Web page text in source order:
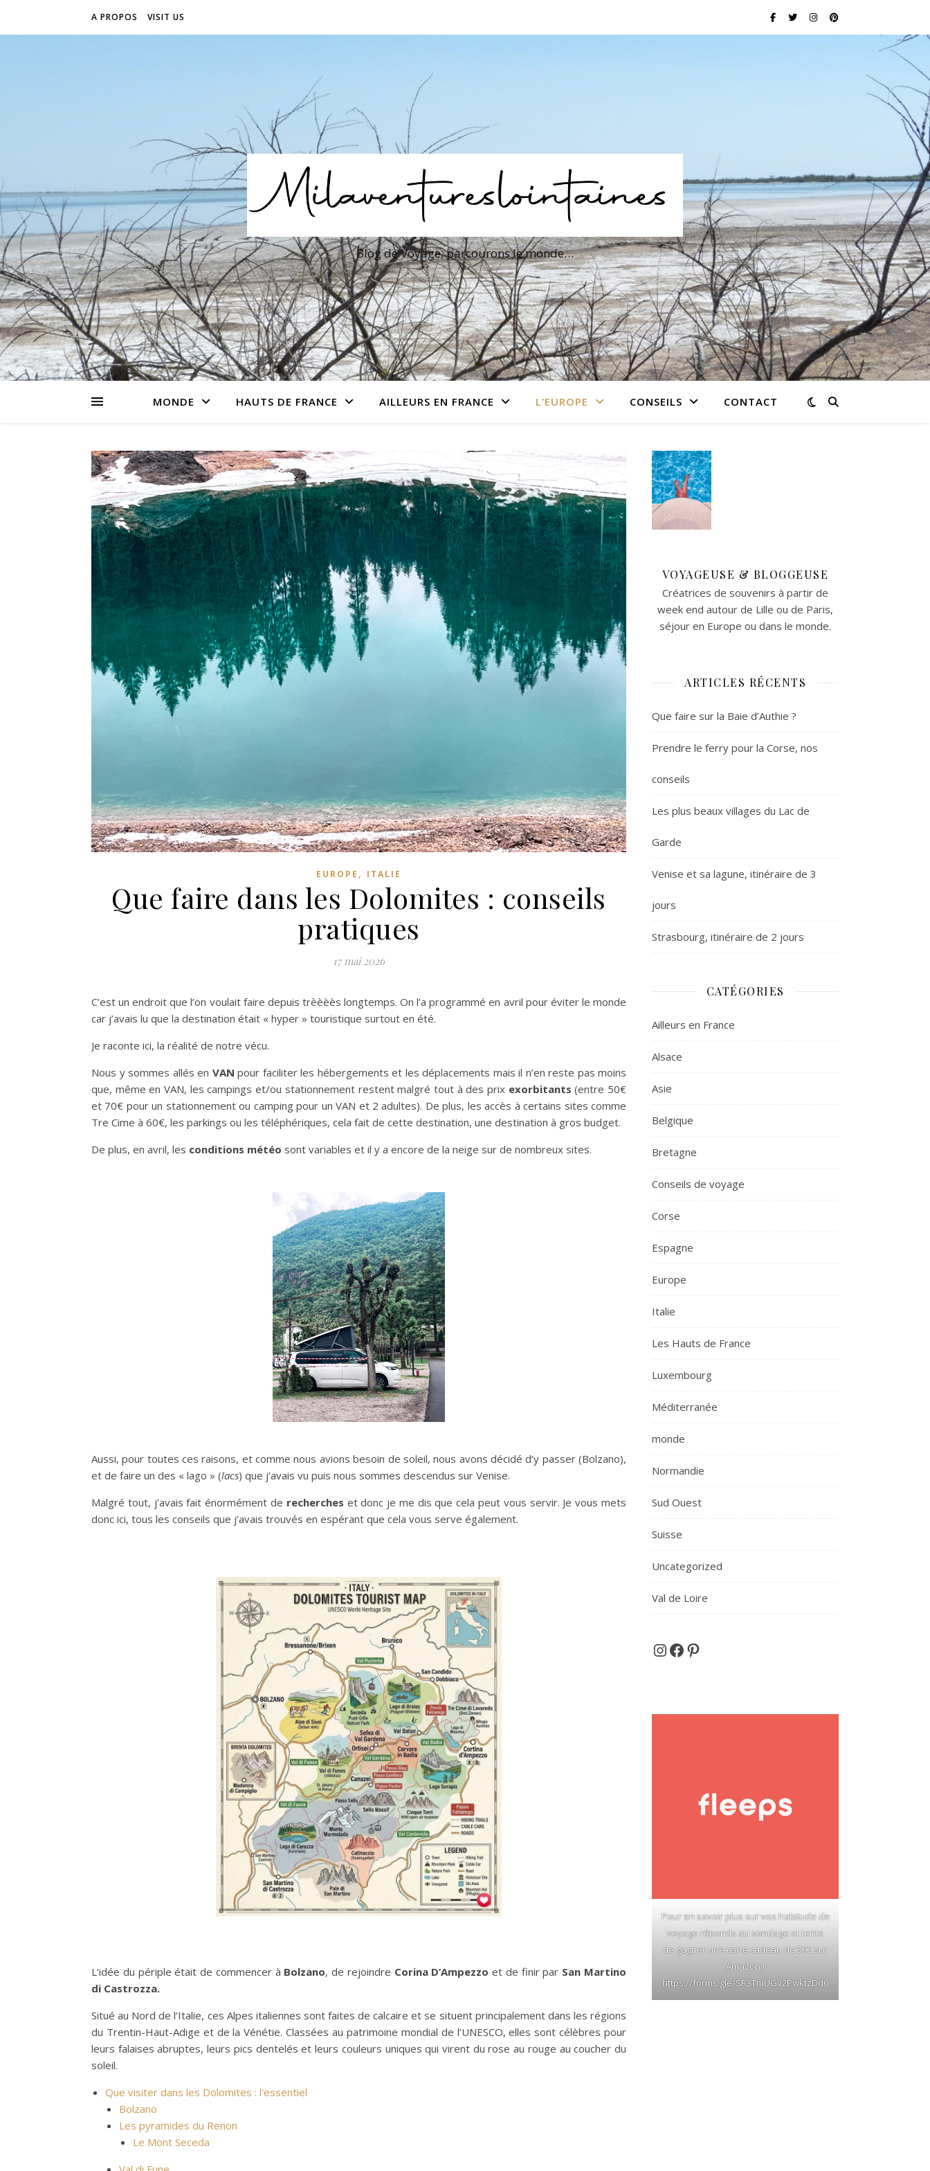
A PROPOS VISIT US
Blog de Voyage, parcourons le monde…
MONDE HAUTS DE FRANCE AILLEURS EN FRANCE L’EUROPE CONSEILS CONTACT
EUROPE , ITALIE
Que faire dans les Dolomites : conseils
pratiques
17 mai 2026
C’est un endroit que l’on voulait faire depuis trèèèès longtemps. On l’a programmé en avril pour éviter le monde
car j’avais lu que la destination était « hyper » touristique surtout en été.
Je raconte ici, la réalité de notre vécu.
Nous y sommes allés en VAN pour faciliter les hébergements et les déplacements mais il n’en reste pas moins
que, même en VAN, les campings et/ou stationnement restent malgré tout à des prix exorbitants (entre 50€
et 70€ pour un stationnement ou camping pour un VAN et 2 adultes). De plus, les accès à certains sites comme
Tre Cime à 60€, les parkings ou les téléphériques, cela fait de cette destination, une destination à gros budget.
De plus, en avril, les conditions météo sont variables et il y a encore de la neige sur de nombreux sites.
Aussi, pour toutes ces raisons, et comme nous avions besoin de soleil, nous avons décidé d’y passer (Bolzano),
et de faire un des « lago » (lacs) que j’avais vu puis nous sommes descendus sur Venise.
Malgré tout, j’avais fait énormément de recherches et donc je me dis que cela peut vous servir. Je vous mets
donc ici, tous les conseils que j’avais trouvés en espérant que cela vous serve également.
L’idée du périple était de commencer à Bolzano, de rejoindre Corina D’Ampezzoet de finir par San Martino
di Castrozza.
Situé au Nord de l’Italie, ces Alpes italiennes sont faites de calcaire et se situent principalement dans les régions
du Trentin-Haut-Adige et de la Vénétie. Classées au patrimoine mondial de l’UNESCO, elles sont célèbres pour
leurs falaises abruptes, leurs pics dentelés et leurs couleurs uniques qui virent du rose au rouge au coucher du
soleil.
Que visiter dans les Dolomites : l'essentiel
Bolzano
Les pyramides du Renon
Le Mont Seceda
VOYAGEUSE & BLOGGEUSE
Créatrices de souvenirs à partir de
week end autour de Lille ou de Paris,
séjour en Europe ou dans le monde.
ARTICLES RÉCENTS
Que faire sur la Baie d’Authie ?
Prendre le ferry pour la Corse, nos
conseils
Les plus beaux villages du Lac de
Garde
Venise et sa lagune, itinéraire de 3
jours
Strasbourg, itinéraire de 2 jours
CATÉGORIES
Ailleurs en France
Alsace
Asie
Belgique
Bretagne
Conseils de voyage
Corse
Espagne
Europe
Italie
Les Hauts de France
Luxembourg
Méditerranée
monde
Normandie
Sud Ouest
Suisse
Uncategorized
Val de Loire
Et si on partait en voyage ...
Facebook
Pinterest
Pour en savoir plus sur vos habitude de
voyage réponds au sondage et tente
de gagner une carte cadeau de 50€ sur
Amazon !
https://forms.gle/SR3TmUGv2PwktzDd6